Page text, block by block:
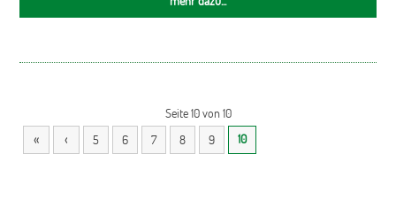
Seite 10 von 10
« ‹ 5 6 7 8 9 10